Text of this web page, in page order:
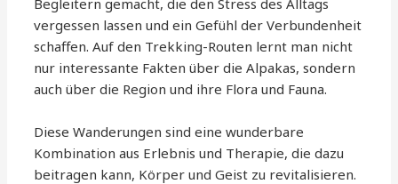
vergessen lassen und ein Gefühl der Verbundenheit
schaffen. Auf den Trekking-Routen lernt man nicht
nur interessante Fakten über die Alpakas, sondern
auch über die Region und ihre Flora und Fauna.
Diese Wanderungen sind eine wunderbare
Kombination aus Erlebnis und Therapie, die dazu
beitragen kann, Körper und Geist zu revitalisieren.